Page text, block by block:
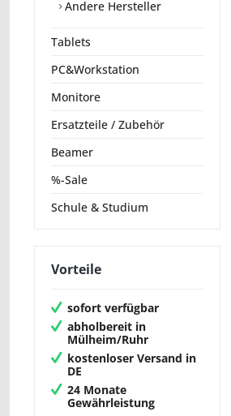
Andere Hersteller
Tablets
PC&Workstation
Monitore
Ersatzteile / Zubehör
Beamer
%-Sale
Schule & Studium
Vorteile
sofort verfügbar
abholbereit in
Mülheim/Ruhr
kostenloser Versand in
DE
24 Monate
Gewährleistung